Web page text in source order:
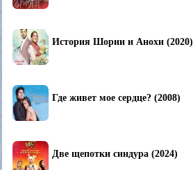
История Шории и Анохи (2020)
Где живет мое сердце? (2008)
Две щепотки синдура (2024)